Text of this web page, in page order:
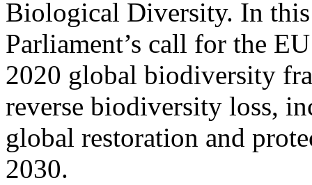
Biological Diversity. In
Parliament’s call for the
2020 global biodiversity
reverse biodiversity loss,
global restoration and
2030.